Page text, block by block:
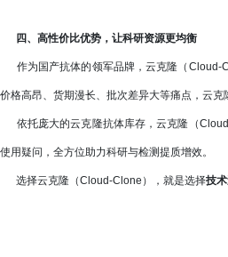
四、高性价比优势，让科研资源更均衡
作为国产抗体的领军品牌，云克隆（Cloud-
价格高昂、货期漫长、批次差异大等痛点，云克
依托庞大的云克隆抗体库存，云克隆（
使用疑问，全方位助力科研与检测提质增效。
选择云克隆（Cloud-Clone），就是选择技